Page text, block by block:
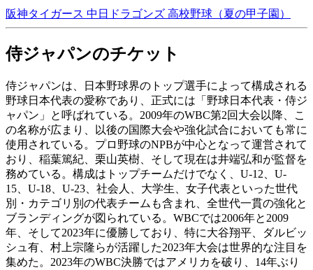
阪神タイガース 中日ドラゴンズ 高校野球（夏の甲子園）
侍ジャパンのチケット
侍ジャパンは、日本野球界のトップ選手によって構成される
野球日本代表の愛称であり、正式には「野球日本代表・侍ジ
ャパン」と呼ばれている。2009年のWBC第2回大会以降、こ
の名称が広まり、以後の国際大会や強化試合においても常に
使用されている。プロ野球のNPBが中心となって運営されて
おり、稲葉篤紀、栗山英樹、そして現在は井端弘和が監督を
務めている。構成はトップチームだけでなく、U-12、U-
15、U-18、U-23、社会人、大学生、女子代表といった世代
別・カテゴリ別の代表チームも含まれ、全世代一貫の強化と
ブランディングが図られている。WBCでは2006年と2009
年、そして2023年に優勝しており、特に大谷翔平、ダルビッ
シュ有、村上宗隆らが活躍した2023年大会は世界的な注目を
集めた。2023年のWBC決勝ではアメリカを破り、14年ぶり